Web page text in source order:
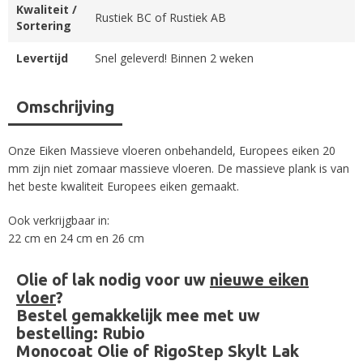
Omschrijving
Onze Eiken Massieve vloeren onbehandeld, Europees eiken 20
mm zijn niet zomaar massieve vloeren. De massieve plank is van
het beste kwaliteit Europees eiken gemaakt.
Ook verkrijgbaar in:
22 cm en 24 cm en 26 cm
Olie of lak nodig voor uw nieuwe eiken
vloer?
Bestel gemakkelijk mee met uw
bestelling: Rubio
Monocoat Olie of RigoStep Skylt Lak
Kwaliteit /
Sortering
Rustiek BC of Rustiek AB
Levertijd Snel geleverd! Binnen 2 weken